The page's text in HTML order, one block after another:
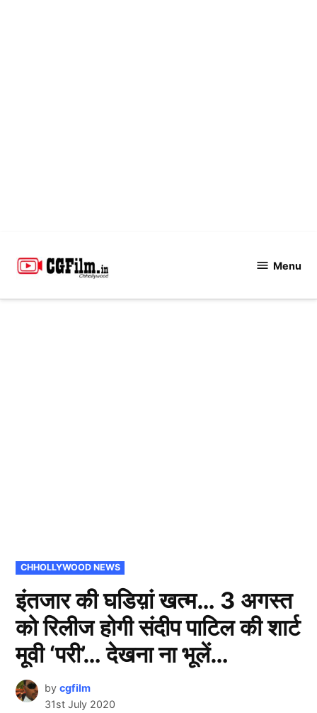
Menu
POSTED
IN
CHHOLLYWOOD NEWS
इंतजार की घडिय़ां खत्म… 3 अगस्त
को रिलीज होगी संदीप पाटिल की शार्ट
मूवी ‘परी’… देखना ना भूलें…
by cgfilm
31st July 2020